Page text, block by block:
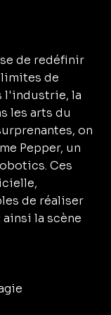
de redéfinir
de
l'industrie, la
les arts du
on
Pepper, un
Ces
de réaliser
la scène